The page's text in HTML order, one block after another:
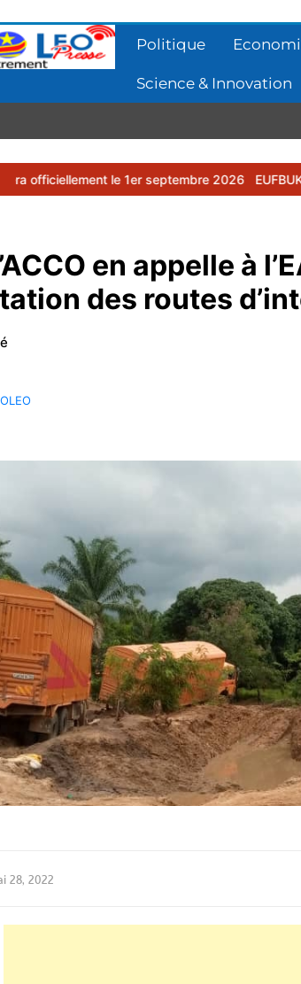
Politique
Science & Innovation
1er septembre 2026 EUFBUK : le FC Puma
en appelle à
des routes
28, 2022